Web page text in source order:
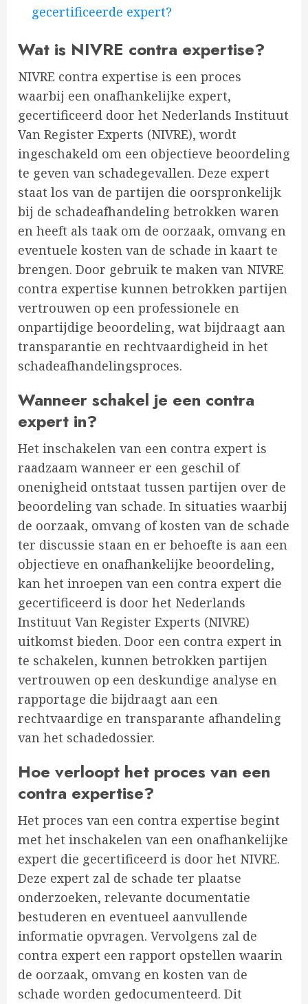
gecertificeerde expert?
Wat is NIVRE contra expertise?
NIVRE contra expertise is een proces
waarbij een onafhankelijke expert,
gecertificeerd door het Nederlands Instituut
Van Register Experts (NIVRE), wordt
ingeschakeld om een objectieve beoordeling
te geven van schadegevallen. Deze expert
staat los van de partijen die oorspronkelijk
bij de schadeafhandeling betrokken waren
en heeft als taak om de oorzaak, omvang en
eventuele kosten van de schade in kaart te
brengen. Door gebruik te maken van NIVRE
contra expertise kunnen betrokken partijen
vertrouwen op een professionele en
onpartijdige beoordeling, wat bijdraagt aan
transparantie en rechtvaardigheid in het
schadeafhandelingsproces.
Wanneer schakel je een contra
expert in?
Het inschakelen van een contra expert is
raadzaam wanneer er een geschil of
onenigheid ontstaat tussen partijen over de
beoordeling van schade. In situaties waarbij
de oorzaak, omvang of kosten van de schade
ter discussie staan en er behoefte is aan een
objectieve en onafhankelijke beoordeling,
kan het inroepen van een contra expert die
gecertificeerd is door het Nederlands
Instituut Van Register Experts (NIVRE)
uitkomst bieden. Door een contra expert in
te schakelen, kunnen betrokken partijen
vertrouwen op een deskundige analyse en
rapportage die bijdraagt aan een
rechtvaardige en transparante afhandeling
van het schadedossier.
Hoe verloopt het proces van een
contra expertise?
Het proces van een contra expertise begint
met het inschakelen van een onafhankelijke
expert die gecertificeerd is door het NIVRE.
Deze expert zal de schade ter plaatse
onderzoeken, relevante documentatie
bestuderen en eventueel aanvullende
informatie opvragen. Vervolgens zal de
contra expert een rapport opstellen waarin
de oorzaak, omvang en kosten van de
schade worden gedocumenteerd. Dit